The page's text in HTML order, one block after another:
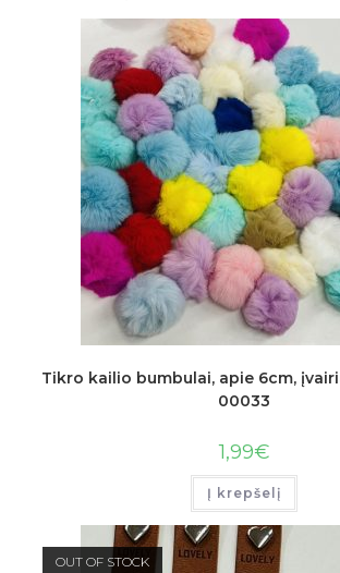
Tikro kailio bumbulai, apie 6cm,
00033
1,99€
Į krepšelį
OUT OF STOCK